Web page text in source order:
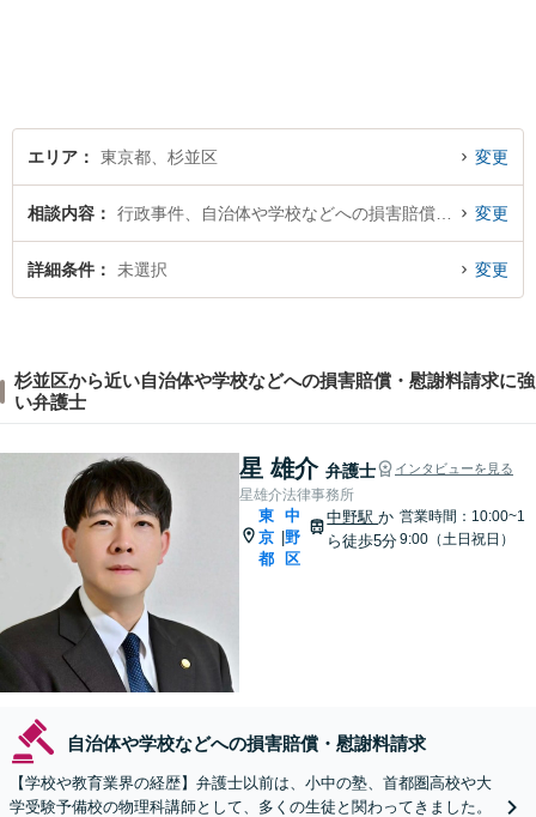
になります。
エリア 東京都、杉並区 変更
相談内容 変更
詳細条件 未選択 変更
杉並区から近い自治体や学校などへの損害賠償・慰謝料請求に強
い弁護士
星 雄介 弁護士 インタビューを見る
星雄介法律事務所
東
京
都
|
中
野
区
中野駅か
ら徒歩5分
営業時間：10:00~1
9:00（土日祝日）
自治体や学校などへの損害賠償・慰謝料請求
【学校や教育業界の経歴】弁護士以前は、小中の塾、首都圏高校や大
学受験予備校の物理科講師として、多くの生徒と関わってきました。